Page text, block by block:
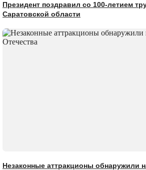
Президент поздравил со 100-летием
Саратовской области
Незаконные аттракционы обнаружили